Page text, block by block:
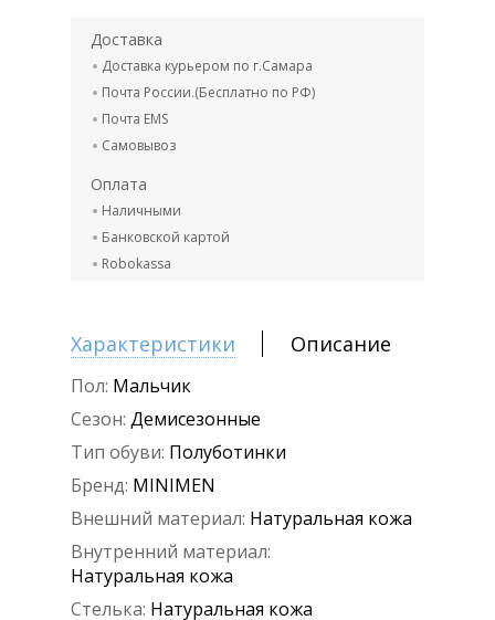
Доставка
Доставка курьером по г.Самара
Почта России.(Бесплатно по РФ)
Почта EMS
Самовывоз
Оплата
Наличными
Банковской картой
Robokassa
Характеристики Описание
Пол: Мальчик
Сезон: Демисезонные
Тип обуви: Полуботинки
Бренд: MINIMEN
Внешний материал: Натуральная кожа
Внутренний материал:
Натуральная кожа
Стелька: Натуральная кожа